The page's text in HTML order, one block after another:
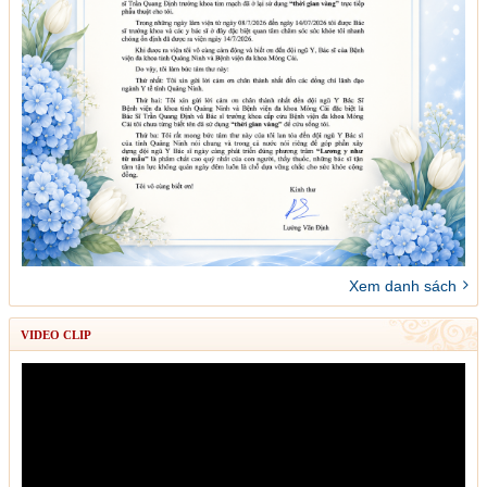
Xem danh sách
VIDEO CLIP